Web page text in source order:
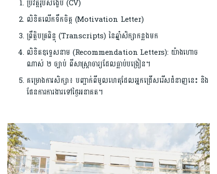
ប្រវត្តិរូបសង្ខេប (CV)
លិខិតលើកទឹកចិត្ត (Motivation Letter)
ព្រឹត្តិបត្រពិន្ទុ (Transcripts) នៃឆ្នាំសិក្សាកន្លងមក
លិខិតឧទ្ទេសនាម (Recommendation Letters): យ៉ាងហោច
ណាស់ ២ ច្បាប់ ពីសាស្ត្រាចារ្យដែលធ្លាប់បង្រៀន។
គម្រោងការសិក្សា៖ បញ្ជាក់ពីមូលហេតុដែលអ្នកជ្រើសរើសជំនាញនេះ និង
ផែនការការងារទៅថ្ងៃអនាគត។